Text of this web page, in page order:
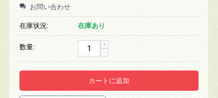
お問い合わせ
在庫状況: 在庫あり
数量:
+
−
カートに追加